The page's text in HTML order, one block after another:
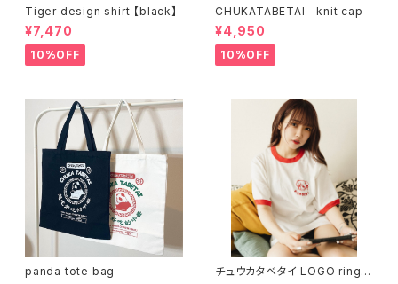
Tiger design shirt 【black】
¥7,470
10%OFF
CHUKATABETAI knit cap
¥4,950
10%OFF
panda tote bag
チュウカタベタイ LOGO ringer